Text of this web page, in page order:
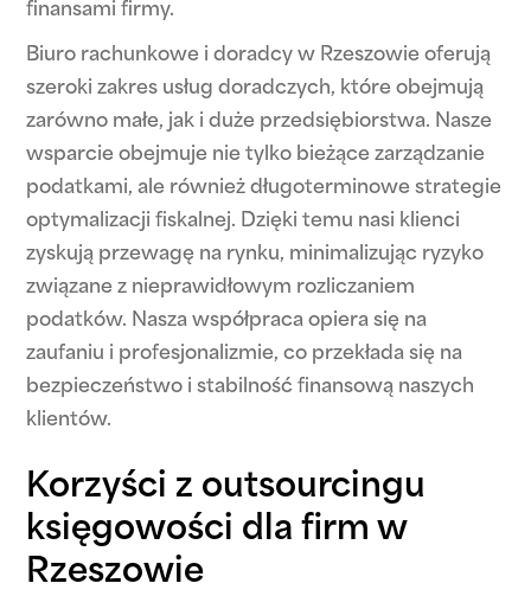
finansami firmy.
Biuro rachunkowe i doradcy w Rzeszowie oferują
szeroki zakres usług doradczych, które obejmują
zarówno małe, jak i duże przedsiębiorstwa. Nasze
wsparcie obejmuje nie tylko bieżące zarządzanie
podatkami, ale również długoterminowe strategie
optymalizacji fiskalnej. Dzięki temu nasi klienci
zyskują przewagę na rynku, minimalizując ryzyko
związane z nieprawidłowym rozliczaniem
podatków. Nasza współpraca opiera się na
zaufaniu i profesjonalizmie, co przekłada się na
bezpieczeństwo i stabilność finansową naszych
klientów.
Korzyści z outsourcingu
księgowości dla firm w
Rzeszowie